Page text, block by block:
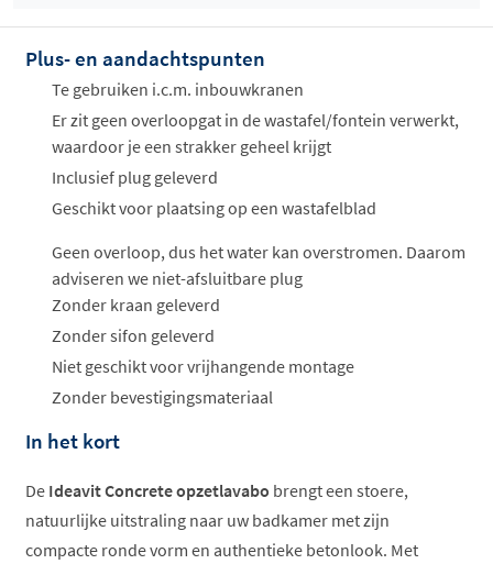
Offertes
ophalen...
Plus- en aandachtspunten
Te gebruiken i.c.m. inbouwkranen
Er zit geen overloopgat in de wastafel/fontein verwerkt,
waardoor je een strakker geheel krijgt
Inclusief plug geleverd
Geschikt voor plaatsing op een wastafelblad
Geen overloop, dus het water kan overstromen. Daarom
adviseren we niet-afsluitbare plug
Zonder kraan geleverd
Zonder sifon geleverd
Niet geschikt voor vrijhangende montage
Zonder bevestigingsmateriaal
In het kort
De Ideavit Concrete opzetlavabo brengt een stoere,
natuurlijke uitstraling naar uw badkamer met zijn
compacte ronde vorm en authentieke betonlook. Met